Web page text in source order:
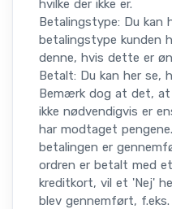
hvilke der ikke er.
Betalingstype: Du kan
betalingstype kunden
denne, hvis dette er
Betalt: Du kan her se,
Bemærk dog at det,
ikke nødvendigvis er
har modtaget
betalingen er
ordren er betalt med
kreditkort, vil et 'Nej'
blev gennemført,